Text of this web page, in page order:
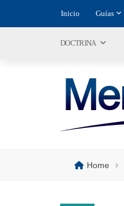
Inicio Guías
DOCTRINA
Home ›